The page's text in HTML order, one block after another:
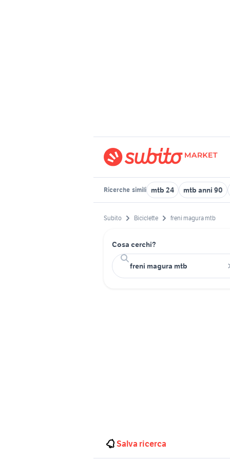
Ricerche simili mtb 24 mtb anni 90
Subito Biciclette freni magura mtb
Cosa cerchi?
Salva ricerca